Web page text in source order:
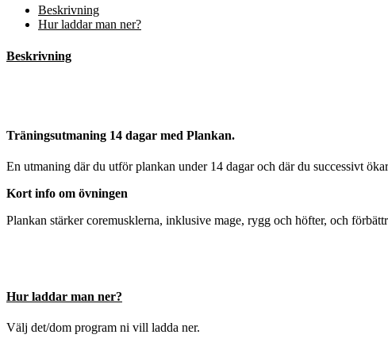
Beskrivning
Hur laddar man ner?
Beskrivning
Träningsutmaning 14 dagar med Plankan.
En utmaning där du utför plankan under 14 dagar och där du successivt
Kort info om övningen
Plankan stärker coremusklerna, inklusive mage, rygg och höfter, och
Hur laddar man ner?
Välj det/dom program ni vill ladda ner.